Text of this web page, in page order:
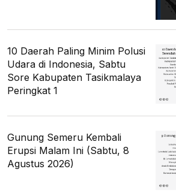
10 Daerah Paling Minim Polusi
Udara di Indonesia, Sabtu
Sore Kabupaten Tasikmalaya
Peringkat 1
Gunung Semeru Kembali
Erupsi Malam Ini (Sabtu, 8
Agustus 2026)